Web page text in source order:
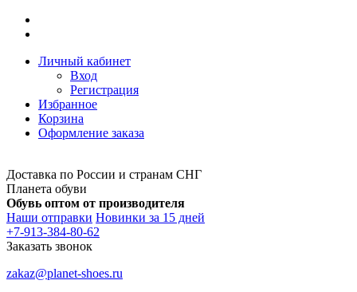
Личный кабинет
Вход
Регистрация
Избранное
Корзина
Оформление заказа
Доставка по России и странам СНГ
Планета обуви
Обувь оптом от производителя
Наши отправки Новинки за 15 дней
+7-913-384-80-62
Заказать звонок
zakaz@planet-shoes.ru